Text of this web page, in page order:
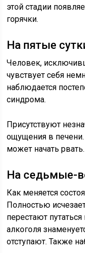
этой стадии
горячки.
На пятые
Человек,
чувствует себя
наблюдается
синдрома.
Присутствуют
ощущения в
может начать рвать.
На седьмые-
Как меняется
Полностью
перестают
алкоголя
отступают. Также